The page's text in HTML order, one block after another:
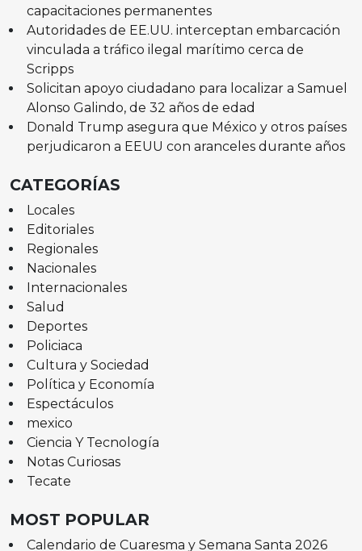
capacitaciones permanentes
Autoridades de EE.UU. interceptan embarcación
vinculada a tráfico ilegal marítimo cerca de
Scripps
Solicitan apoyo ciudadano para localizar a Samuel
Alonso Galindo, de 32 años de edad
Donald Trump asegura que México y otros países
perjudicaron a EEUU con aranceles durante años
CATEGORÍAS
Locales
Editoriales
Regionales
Nacionales
Internacionales
Salud
Deportes
Policiaca
Cultura y Sociedad
Política y Economía
Espectáculos
mexico
Ciencia Y Tecnología
Notas Curiosas
Tecate
MOST POPULAR
Calendario de Cuaresma y Semana Santa 2026